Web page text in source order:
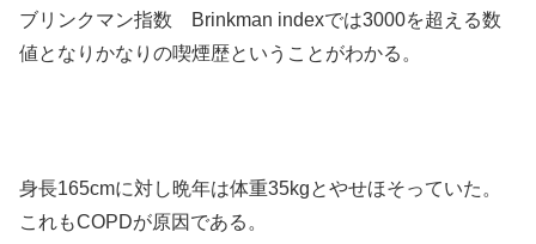
ブリンクマン指数 Brinkman indexでは3000を超える数
値となりかなりの喫煙歴ということがわかる。
身長165cmに対し晩年は体重35kgとやせほそっていた。
これもCOPDが原因である。